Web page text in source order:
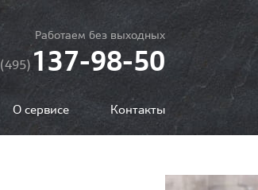
Работаем без выходных
(495)137-98-50
О сервисе Контакты